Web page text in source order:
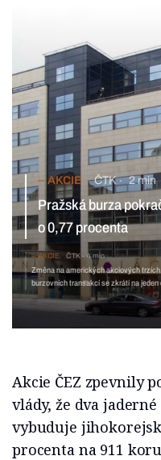
AKCIE ČTK 2 min
Pražská burza pokračuje v růstu. Index
procenta
AKCIE ČTK 4 min
Změna na
Vypořádání
Akcie ČEZ zpevnily
vlády, že dva
vybuduje
procenta na 911